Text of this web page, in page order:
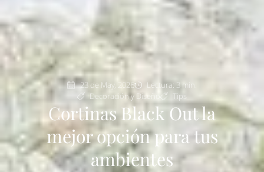
23 de May, 2026
Lectura: 3 min.
Decoración y Diseño
Tips
Cortinas Black Out la
mejor opción para tus
ambientes